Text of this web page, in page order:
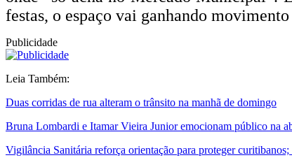
festas, o espaço vai ganhando
Publicidade
Leia Também:
Duas corridas de rua alteram o trânsito na manhã de domingo
Bruna Lombardi e Itamar Vieira Junior emocionam público na
Vigilância Sanitária reforça orientação para proteger